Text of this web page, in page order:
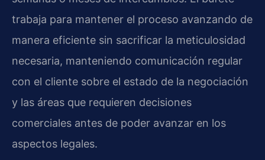
trabaja para mantener el proceso avanzando de
manera eficiente sin sacrificar la meticulosidad
necesaria, manteniendo comunicación regular
con el cliente sobre el estado de la negociación
y las áreas que requieren decisiones
comerciales antes de poder avanzar en los
aspectos legales.